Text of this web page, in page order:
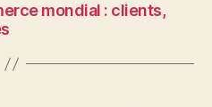
mondial : clients,